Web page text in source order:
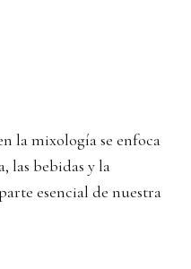
la mixología se enfoca
las bebidas y la
esencial de nuestra